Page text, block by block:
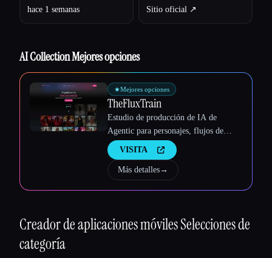
Esc
hace 1 semanas Sitio oficial ↗︎
AI Collection Mejores opciones
★Mejores opciones
TheFluxTrain
Estudio de producción de IA de
Agentic para personajes, flujos de
trabajo y vídeos coherentes
VISITA
Más detalles→
Creador de aplicaciones móvilesSelecciones de
categoría